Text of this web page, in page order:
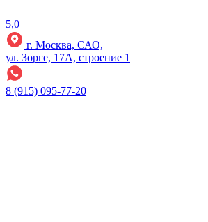
5,0
г. Москва, САО,
ул. Зорге, 17А, строение 1
8 (915) 095-77-20